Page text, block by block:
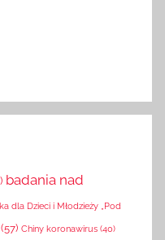
badania nad
dla Dzieci i Młodzieży „Pod
(57) Chiny koronawirus (40)